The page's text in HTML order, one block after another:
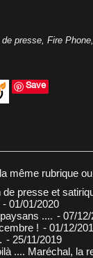
presse, Fire Phone,
Save
même rubrique
presse et
- 01/01/2020
.... - 07/
! - 01/12/
- 25/11/2019
.... Maréchal, la